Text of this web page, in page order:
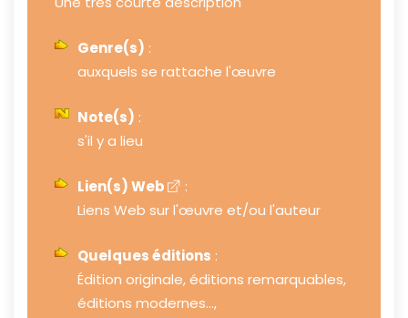
Genre(s) :
auxquels se rattache l'œuvre
Note(s) :
s'il y a lieu
Lien(s) Web
:
Liens Web sur l'œuvre et/ou l'auteur
Quelques éditions :
Édition originale, éditions remarquables,
éditions modernes...,